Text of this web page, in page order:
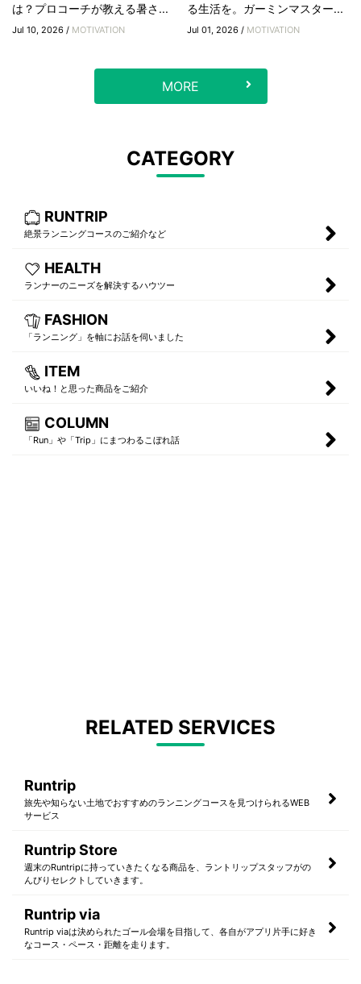
は？プロコーチが教える暑さ...
Jul 10, 2026 / MOTIVATION
る生活を。ガーミンマスター...
Jul 01, 2026 / MOTIVATION
MORE
CATEGORY
RUNTRIP
絶景ランニングコースのご紹介など
HEALTH
ランナーのニーズを解決するハウツー
FASHION
「ランニング」を軸にお話を伺いました
ITEM
いいね！と思った商品をご紹介
COLUMN
「Run」や「Trip」にまつわるこぼれ話
RELATED SERVICES
Runtrip
旅先や知らない土地でおすすめのランニングコースを見つけられるWEB
サービス
Runtrip Store
週末のRuntripに持っていきたくなる商品を、ラントリップスタッフがの
んびりセレクトしていきます。
Runtrip via
Runtrip viaは決められたゴール会場を目指して、各自がアプリ片手に好き
なコース・ペース・距離を走ります。